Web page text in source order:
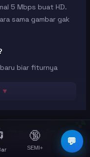
5 Mbps buat HD.
sama gambar gak
biar fiturnya
Edge sebagai
▼
💬
🔞
SEMI+
☰